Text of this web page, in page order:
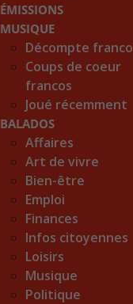
ÉMISSIONS
MUSIQUE
Décompte franco
Coups de coeur
francos
Joué récemment
BALADOS
Affaires
Art de vivre
Bien-être
Emploi
Finances
Infos citoyennes
Loisirs
Musique
Politique